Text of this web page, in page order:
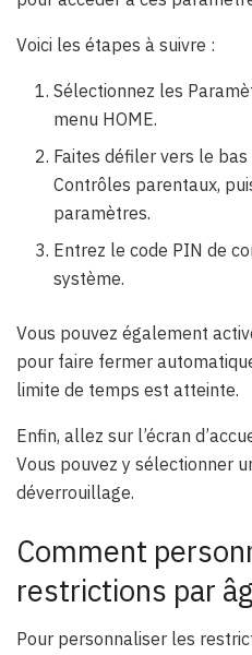
Voici les étapes à suivre :
Sélectionnez les
menu HOME.
Faites défiler vers le
Contrôles parentaux,
paramètres.
Entrez le code PIN de
système.
Vous pouvez également
pour faire fermer
limite de temps est atteinte.
Enfin, allez sur l’écran
Vous pouvez y sélectionner
déverrouillage.
Comment
restrictions par
Pour personnaliser les